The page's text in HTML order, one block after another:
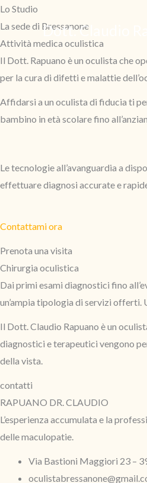
Vai
al
contenuto
Dott. Claudio
Lo Studio
La sede di Bressanone
Attività medica oculistica
Il Dott. Rapuano è un oculista che
per la cura di difetti e malattie
Affidarsi a un oculista di fiducia ti
bambino in età scolare fino
Le tecnologie all’avanguardia a
effettuare diagnosi accurate e
Contattami ora
Prenota una visita
Chirurgia oculistica
Dai primi esami diagnostici fino
un’ampia tipologia di servizi
Il Dott. Claudio Rapuano è un
diagnostici e terapeutici vengono
della vista.
contatti
RAPUANO DR. CLAUDIO
L’esperienza accumulata e la
delle maculopatie.
Via Bastioni Maggiori 23 –